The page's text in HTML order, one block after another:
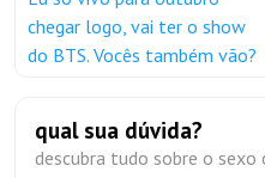
chegar logo, vai ter o show
do BTS. Vocês também vão?
qual sua dúvida?
descubra tudo sobre o sexo